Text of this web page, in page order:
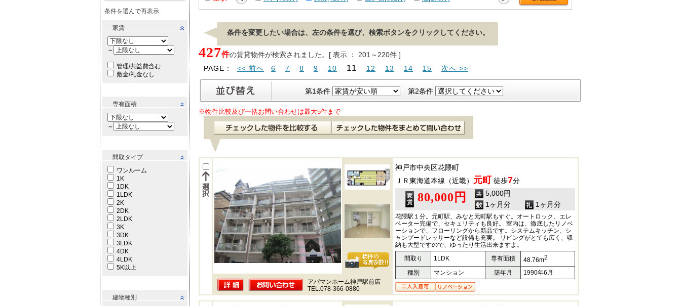
条件を選んで再表示
家賃
～
管理/共益費含む
敷金/礼金なし
専有面積
～
間取タイプ
ワンルーム
1K
1DK
1LDK
2K
2DK
2LDK
3K
3DK
3LDK
4DK
4LDK
5K以上
建物種別
条件を変更したい場合は、左の条件を選び、検索ボタンをクリックしてください。
427件の賃貸物件が検索されました。[ 表示 ： 201～220件 ]
PAGE :
<< 前へ 6 7 8 9 10 11 12 13 14 15 次へ >>
第1条件 第2条件
※物件比較及び一括お問い合わせは最大5件まで
神戸市中央区花隈町
ＪＲ東海道本線（近畿） 元町 徒歩7分
80,000円
5,000円
1ヶ月分
1ヶ月分
花隈駅１分。元町駅、みなと元町駅もすぐ。オートロック、エレ
ベーター完備で、セキュリティも良好。 室内は、徹底したリノベ
ーションで、フローリングから新品です。システムキッチン、シ
ャンプードレッサーなど設備も充実。 リビングがとても広く、収
納も大型ですので、ゆったり生活出来ますよ。
間取り
1LDK 専有面積 48.76m2
種別 マンション 築年月
1990年6月
アパマンホーム神戸駅前店
TEL.078-366-0880